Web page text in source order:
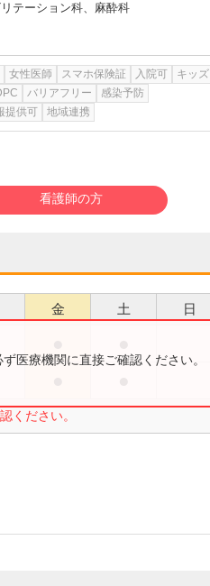
リテーション科、 麻酔科
女性医師 スマホ保険証 入院可 キッズ
バリアフリー
感染予防
提供可 地域連携
看護師の方
金 土 日
ください。
医療機関に直接ご確認ください。